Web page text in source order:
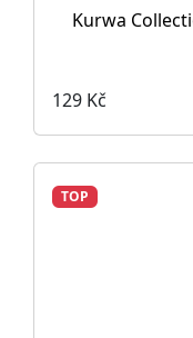
Kurwa
129 Kč
TOP